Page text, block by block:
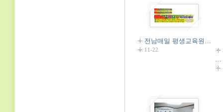
전남매일 평생교육원…
11-22
…